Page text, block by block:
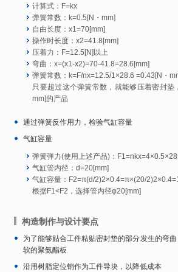
计算式：F=kx
弹簧常数：k=0.5[N・mm]
自由长度：x1=70[mm]
操作时长度：x2=41.8[mm]
压着力：F=12.5[N]以上
弯曲：x=(x1-x2)=70-41.8=28.6[mm]
弹簧常数：k=F/nx=12.5/1×28.6 =0.43[N・
只要超过这个弹簧常数，就能够压着密封垫
mm]的产品
通过弹簧反作用力，检验气缸容量
气缸容量
弹簧弹力(使用上述产品)：
气缸管内径：d=20[mm]
气缸容量：F2=π(d/2)2×0.4=π×(20/
根据F1<F2，选择管内径φ20[mm]
构造制作与设计要点
为了能够贴合工件粘贴密封垫的部分发生的弯
软的聚氨酯板
沿用树脂定位销作为工件导块，以降低成本